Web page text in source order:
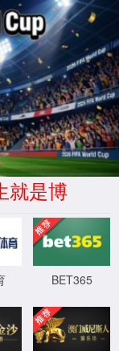
际)官方